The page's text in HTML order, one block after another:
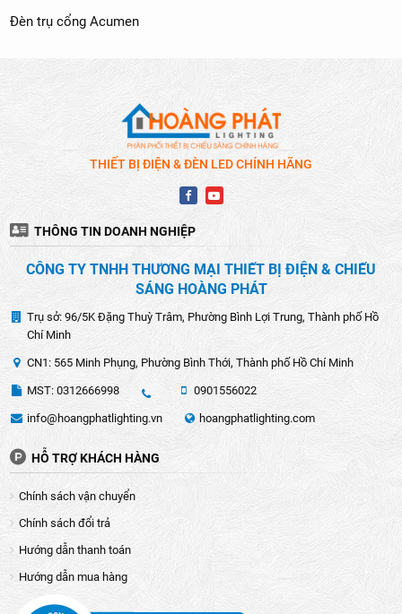
Đèn trụ cổng Acumen
THIẾT BỊ ĐIỆN & ĐÈN LED CHÍNH HÃNG
THÔNG TIN DOANH NGHIỆP
CÔNG TY TNHH THƯƠNG MẠI THIẾT BỊ ĐIỆN & CHIẾU
SÁNG HOÀNG PHÁT
Trụ sở: 96/5K Đặng Thuỳ Trâm, Phường Bình Lợi Trung, Thành phố Hồ
Chí Minh
CN1: 565 Minh Phụng, Phường Bình Thới, Thành phố Hồ Chí Minh
MST: 0312666998 0901556022
info@hoangphatlighting.vn hoangphatlighting.com
HỖ TRỢ KHÁCH HÀNG
Chính sách vận chuyển
Chính sách đổi trả
Hướng dẫn thanh toán
Hướng dẫn mua hàng